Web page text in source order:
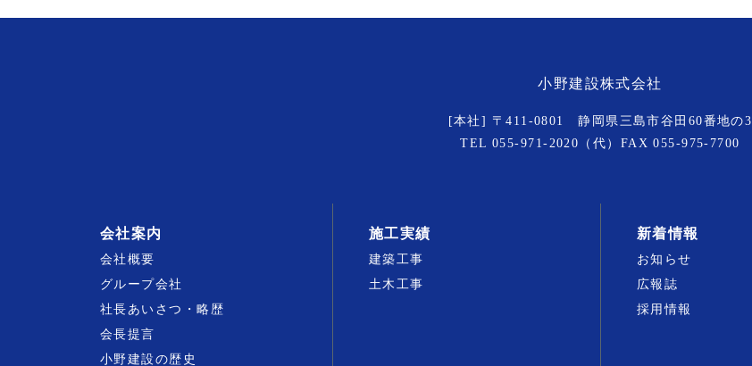
小野建設株式会社
[本社] 〒411-0801 静岡県三島市谷田60番地の3
TEL055-971-2020 （代）FAX 055-975-7700
会社案内
会社概要
グループ会社
社長あいさつ・略歴
会長提言
小野建設の歴史
施工実績
建築工事
土木工事
新着情報
お知らせ
広報誌
採用情報